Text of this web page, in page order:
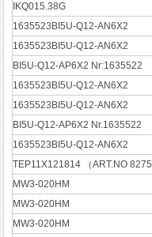
IKQ015.38G
1635523BI5U-Q12-AN6X2
1635523BI5U-Q12-AN6X2
BI5U-Q12-AP6X2 Nr:1635522
1635523BI5U-Q12-AN6X2
1635523BI5U-Q12-AN6X2
BI5U-Q12-AP6X2 Nr.1635522
1635523BI5U-Q12-AN6X2
TEP11X121814 （ART.NO
MW3-020HM
MW3-020HM
MW3-020HM